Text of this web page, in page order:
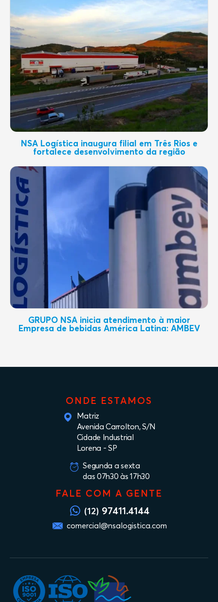
NSA Logística inaugura filial em Três Rios e
fortalece desenvolvimento da região
GRUPO NSA inicia atendimento à maior
Empresa de bebidas América Latina: AMBEV
ONDE ESTAMOS
Matriz
Avenida Carrolton, S/N
Cidade Industrial
Lorena - SP
Segunda a sexta
das 07h30 às 17h30
FALE COM A GENTE
(12) 97411.4144
comercial@nsalogistica.com